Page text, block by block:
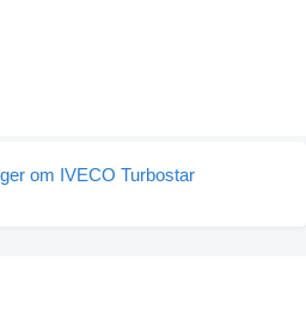
om IVECO Turbostar